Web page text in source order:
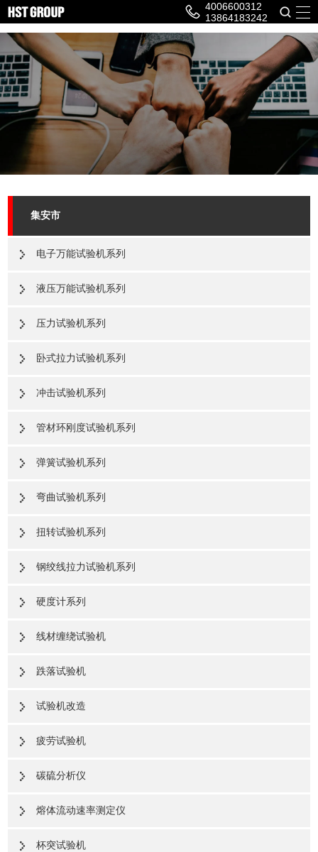
4006600312
13864183242
集安市
电子万能试验机系列
液压万能试验机系列
压力试验机系列
卧式拉力试验机系列
冲击试验机系列
管材环刚度试验机系列
弹簧试验机系列
弯曲试验机系列
扭转试验机系列
钢绞线拉力试验机系列
硬度计系列
线材缠绕试验机
跌落试验机
试验机改造
疲劳试验机
碳硫分析仪
熔体流动速率测定仪
杯突试验机